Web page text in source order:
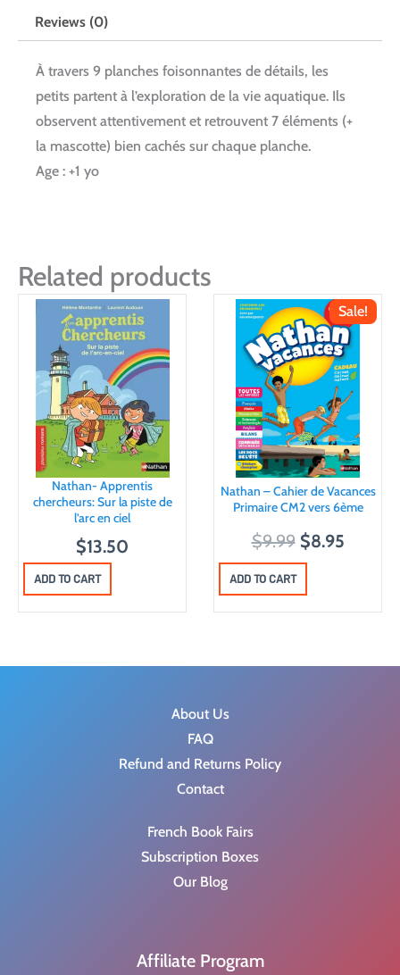
Reviews (0)
À travers 9 planches foisonnantes de détails, les
petits partent à l’exploration de la vie aquatique. Ils
observent attentivement et retrouvent 7 éléments (+
la mascotte) bien cachés sur chaque planche.
Age : +1 yo
Related products
Nathan- Apprentis
chercheurs: Sur la piste de
l’arc en ciel
$13.50
ADD TO CART
Sale!
Nathan – Cahier de Vacances
Primaire CM2 vers 6ème
$9.99 O
r
i
g
n
$8.95C
r
n
ADD TO CART
About Us
FAQ
Refund and Returns Policy
Contact
French Book Fairs
Subscription Boxes
Our Blog
Affiliate Program